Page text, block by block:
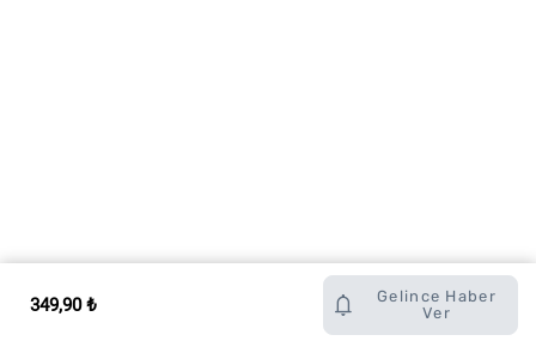
349,90 ₺
Gelince Haber
Ver